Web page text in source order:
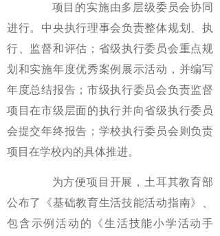
项目的实施由多层级委员会协同
进行。中央执行理事会负责整体规划、执
行、监督和评估；省级执行委员会重点规
划和实施年度优秀案例展示活动，并编写
年度总结报告；市级执行委员会负责监督
项目在市级层面的执行并向省级执行委员
会提交年终报告；学校执行委员会则负责
项目在学校内的具体推进。
为方便项目开展，土耳其教育部
公布了《基础教育生活技能活动指南》、
包含示例活动的《生活技能小学活动手